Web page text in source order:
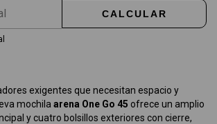
CALCULAR
exigentes que necesitan espacio y
mochila arena One Go 45 ofrece un amplio
y cuatro bolsillos exteriores con cierre,